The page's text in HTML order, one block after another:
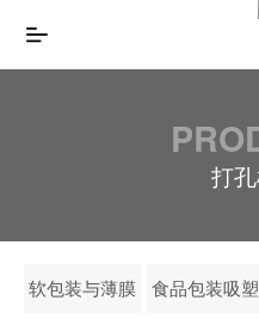
打
软包装与薄膜 食品包装吸塑